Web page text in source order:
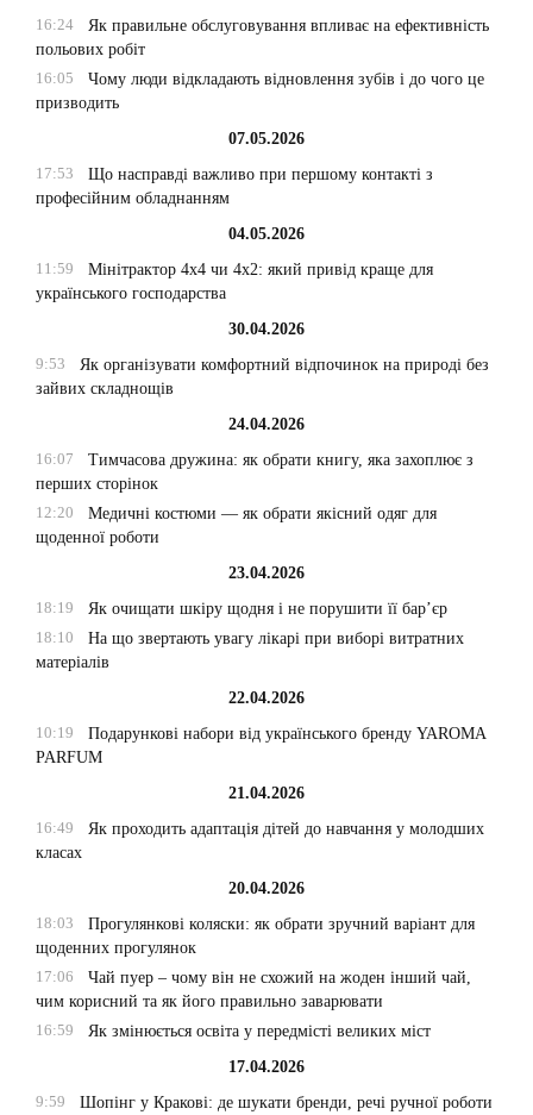
16:24
Як правильне обслуговування впливає на ефективність
польових робіт
16:05
Чому люди відкладають відновлення зубів і до чого це
призводить
07.05.2026
17:53
Що насправді важливо при першому контакті з
професійним обладнанням
04.05.2026
11:59
Мінітрактор 4х4 чи 4х2: який привід краще для
українського господарства
30.04.2026
9:53
Як організувати комфортний відпочинок на природі без
зайвих складнощів
24.04.2026
16:07
Тимчасова дружина: як обрати книгу, яка захоплює з
перших сторінок
12:20
Медичні костюми — як обрати якісний одяг для
щоденної роботи
23.04.2026
18:19
Як очищати шкіру щодня і не порушити її бар’єр
18:10
На що звертають увагу лікарі при виборі витратних
матеріалів
22.04.2026
10:19
Подарункові набори від українського бренду YAROMA
PARFUM
21.04.2026
16:49
Як проходить адаптація дітей до навчання у молодших
класах
20.04.2026
18:03
Прогулянкові коляски: як обрати зручний варіант для
щоденних прогулянок
17:06
Чай пуер – чому він не схожий на жоден інший чай,
чим корисний та як його правильно заварювати
16:59
Як змінюється освіта у передмісті великих міст
17.04.2026
9:59
Шопінг у Кракові: де шукати бренди, речі ручної роботи